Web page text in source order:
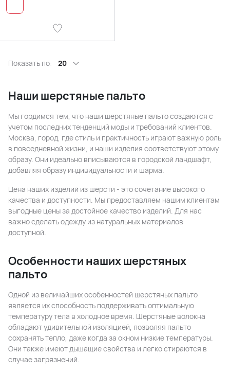
Показать по: 20
Наши шерстяные пальто
Мы гордимся тем, что наши шерстяные пальто создаются с
учетом последних тенденций моды и требований клиентов.
Москва, город, где стиль и практичность играют важную роль
в повседневной жизни, и наши изделия соответствуют этому
образу. Они идеально вписываются в городской ландшафт,
добавляя образу индивидуальности и шарма.
Цена наших изделий из шерсти - это сочетание высокого
качества и доступности. Мы предоставляем нашим клиентам
выгодные цены за достойное качество изделий. Для нас
важно сделать одежду из натуральных материалов
доступной.
Особенности наших шерстяных
пальто
Одной из величайших особенностей шерстяных пальто
является их способность поддерживать оптимальную
температуру тела в холодное время. Шерстяные волокна
обладают удивительной изоляцией, позволяя пальто
сохранять тепло, даже когда за окном низкие температуры.
Они также имеют дышащие свойства и легко стираются в
случае загрязнений.